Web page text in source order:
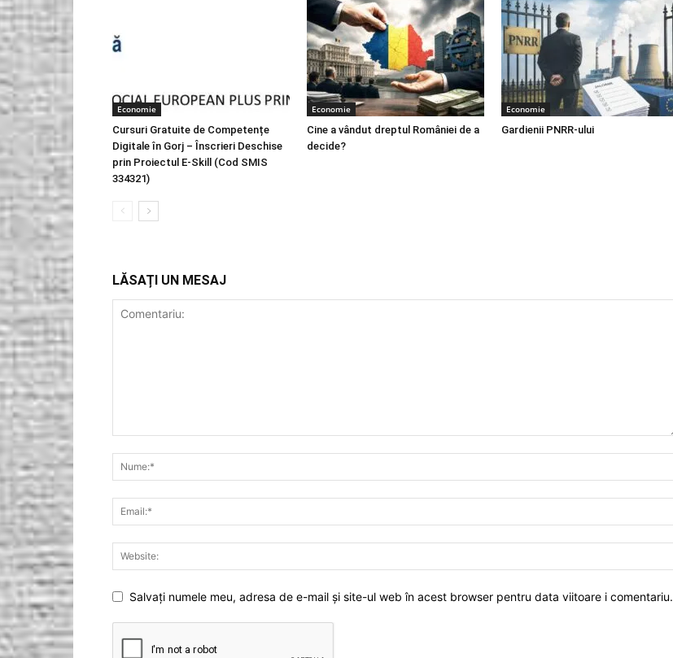
Economie
Cursuri Gratuite de Competențe
Digitale în Gorj – Înscrieri Deschise
prin Proiectul E-Skill (Cod SMIS
334321)
Economie
Cine a vândut dreptul României de a
decide?
Economie
Gardienii PNRR-ului
LĂSAȚI UN MESAJ
Salvați numele meu, adresa de e-mail și site-ul web în acest browser pentru data viitoare i comentariu.